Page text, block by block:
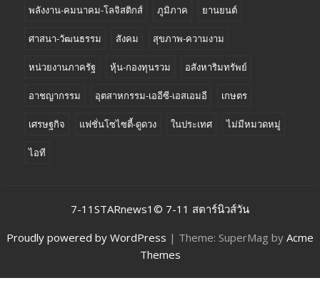
พลังงาน-คมนาคม-โลจิสติกส์ ภูมิภาค ยานยนต์
ศาสนา-วัฒนธรรม สังคม สุขภาพ-ความงาม
หน่วยงานภาครัฐ หุ้น-กองทุนรวม อสังหาริมทรัพย์
อาชญากรรม อุตสาหกรรม-เออีซี-เอสเอมอี เกษตร
เศรษฐกิจ แฟชั่นโซไซตี้-ดูดวง ในประเทศ ไม่มีหมวดหมู่
ไอที
7-11STARnews1© 7-11 สตาร์นิวส์วัน
Proudly powered by WordPress | Theme: SuperMag by Acme
Themes